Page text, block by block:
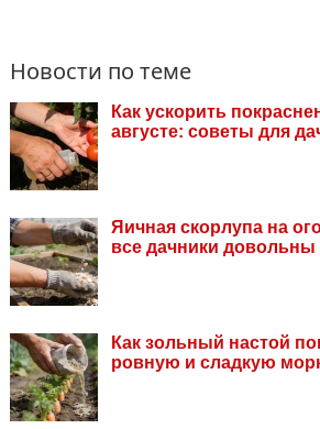
Новости по теме
Как ускорить
августе: советы для
Яичная скорлупа на
все дачники довольны
Как зольный настой
ровную и сладкую